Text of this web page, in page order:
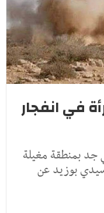
في انفجار
جد بمنطقة مغيلة
سيدي بوزيد عن